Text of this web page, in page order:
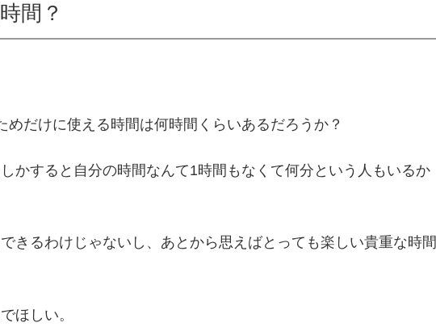
間？
だけに使える時間は何時間くらいあるだろうか？
かすると自分の時間なんて1時間もなくて何分という人もいるか
きるわけじゃないし、あとから思えばとっても楽しい貴重な時間
ほしい。